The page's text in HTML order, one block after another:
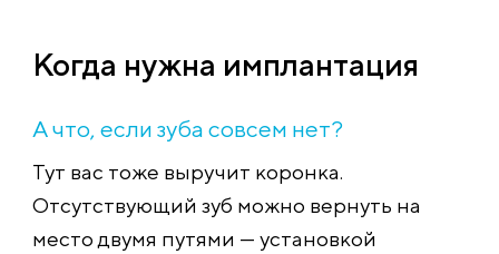
Когда нужна имплантация
А что, если зуба совсем нет?
Тут вас тоже выручит коронка.
Отсутствующий зуб можно вернуть на
место двумя путями — установкой